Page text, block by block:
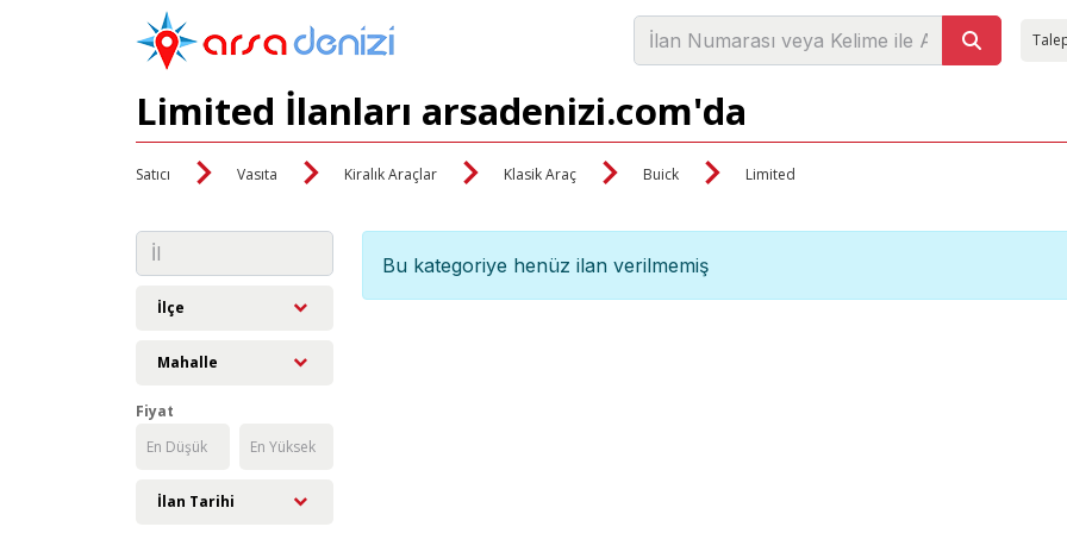
Limited İlanları arsadenizi.com'da
Satıcı Vasıta Kiralık Araçlar Klasik Araç Buick Limited
İlçe
Mahalle
Fiyat
İlan Tarihi
Bu kategoriye henüz ilan verilmemiş